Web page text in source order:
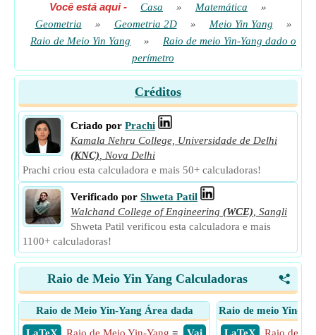
Você está aqui- Casa » Matemática
»
Geometria
» Geometria 2D » Meio Yin Yang
»
Raio de Meio Yin Yang
»
Raio de meio Yin-Yang dado o
perímetro
Créditos
Criado por Prachi
Kamala Nehru College, Universidade de Delhi
(KNC)
Nova Delhi
Prachi criou esta calculadora e mais 50+ calculadoras!
Verificado por Shweta Patil
Walchand College of Engineering (WCE) Sangli
Shweta Patil verificou esta calculadora e mais
1100+ calculadoras!
<
Raio de Meio Yin Yang Calculadoras
Raio de Meio Yin-Yang Área dada
Raio de meio Yin-